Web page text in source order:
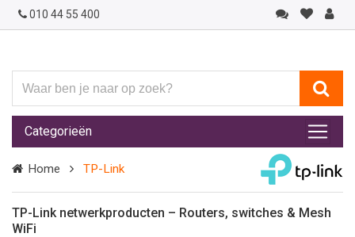
010 44 55 400
ben
je
naar
op
zoek?
Categorieën
Home TP-Link
TP-Link netwerkproducten – Routers, switches & Mesh
WiFi